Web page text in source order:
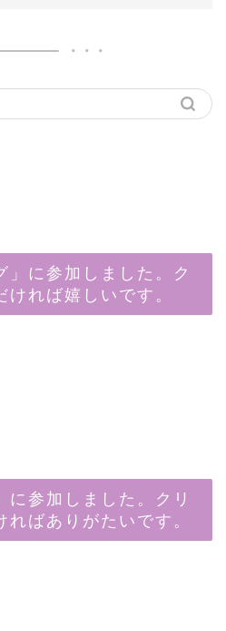
」に参加しました。ク
ければ嬉しいです。
に参加しました。クリ
ればありがたいです。